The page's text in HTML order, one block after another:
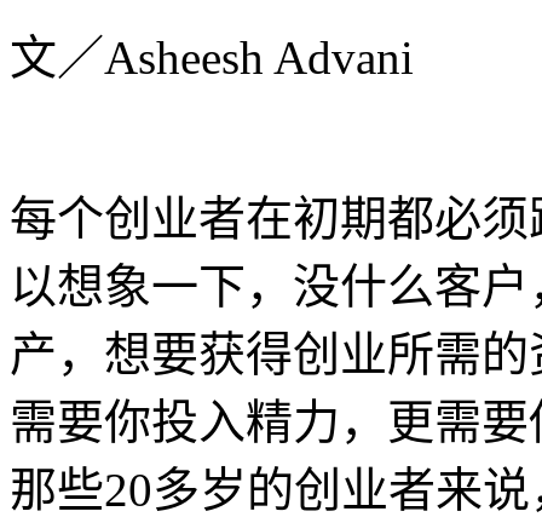
文／Asheesh Advani
每个创业者在初期都必
以想象一下，没什么客
产，想要获得创业所需
需要你投入精力，更需
那些20多岁的创业者来